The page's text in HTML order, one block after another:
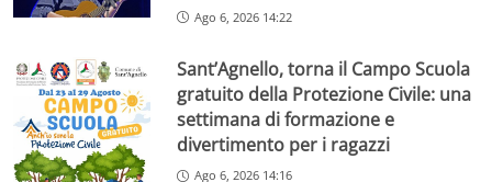
Ago 6, 2026 14:22
Sant’Agnello, torna il Campo Scuola
gratuito della Protezione Civile: una
settimana di formazione e
divertimento per i ragazzi
Ago 6, 2026 14:16